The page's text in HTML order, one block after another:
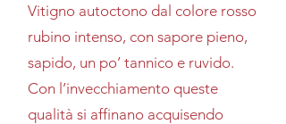
Vitigno autoctono dal colore rosso
rubino intenso, con sapore pieno,
sapido, un po’ tannico e ruvido.
Con l’invecchiamento queste
qualità si affinano acquisendo